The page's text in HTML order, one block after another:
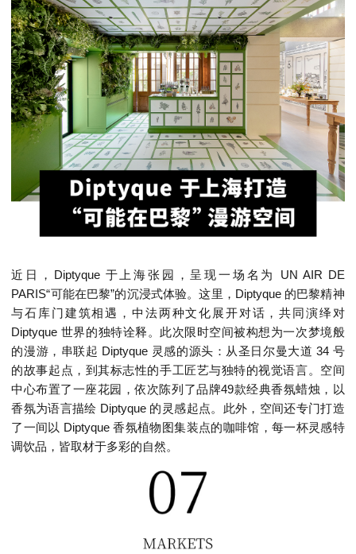
近日，Diptyque 于上海张园，呈现一场名为 UN AIR DE
PARIS“可能在巴黎”的沉浸式体验。这里，Diptyque 的巴黎精神
与石库门建筑相遇，中法两种文化展开对话，共同演绎对
Diptyque 世界的独特诠释。此次限时空间被构想为一次梦境般
的漫游，串联起 Diptyque 灵感的源头：从圣日尔曼大道 34 号
的故事起点，到其标志性的手工匠艺与独特的视觉语言。空间
中心布置了一座花园，依次陈列了品牌49款经典香氛蜡烛，以
香氛为语言描绘 Diptyque 的灵感起点。此外，空间还专门打造
了一间以 Diptyque 香氛植物图集装点的咖啡馆，每一杯灵感特
调饮品，皆取材于多彩的自然。